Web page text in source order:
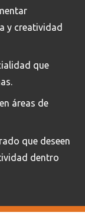
y creatividad
que
áreas de
que deseen
dentro